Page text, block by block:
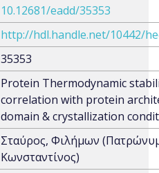
10.12681/eadd/35353
http://hdl.handle.net/10442/
35353
Protein Thermodynamic
correlation with protein
domain & crystallization
Σταύρος, Φιλήμων
Κωνσταντίνος)